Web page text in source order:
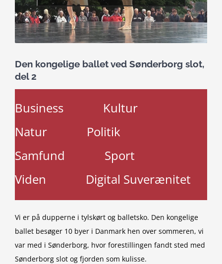
Den kongelige ballet ved Sønderborg slot,
del 2
Business
Kultur
Natur
Politik
Samfund
Sport
Viden
Digital Suverænitet
Vi er på dupperne i tylskørt og balletsko. Den kongelige
ballet besøger 10 byer i Danmark hen over sommeren, vi
var med i Sønderborg, hvor forestillingen fandt sted med
Sønderborg slot og fjorden som kulisse.